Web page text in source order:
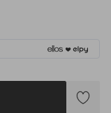
Lägg